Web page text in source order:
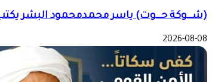
(شـــوكة حـــوت) ياسر محمدمحمود البشر
2026-08-08